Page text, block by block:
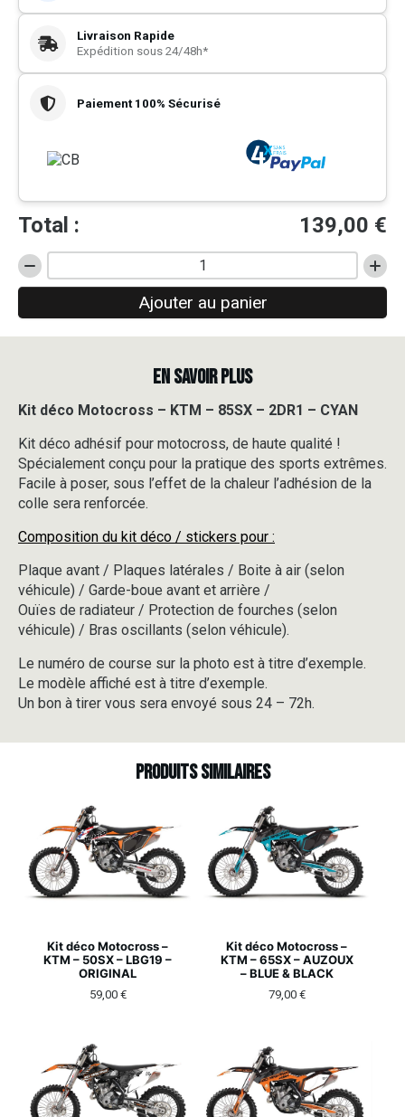
Livraison Rapide
Expédition sous 24/48h*
Paiement 100% Sécurisé
Total : 139,00 €
quantité
de
Motocross
85SX
2DR1
-
CYAN
Ajouter au panier
EN SAVOIR PLUS
Kit déco Motocross – KTM – 85SX – 2DR1 – CYAN
Kit déco adhésif pour motocross, de haute qualité !
Spécialement conçu pour la pratique des sports extrêmes.
Facile à poser, sous l’effet de la chaleur l’adhésion de la
colle sera renforcée.
Composition du kit déco / stickers pour :
Plaque avant / Plaques latérales / Boite à air (selon
véhicule) / Garde-boue avant et arrière /
Ouïes de radiateur / Protection de fourches (selon
véhicule) / Bras oscillants (selon véhicule).
Le numéro de course sur la photo est à titre d’exemple.
Le modèle affiché est à titre d’exemple.
Un bon à tirer vous sera envoyé sous 24 – 72h.
Produits similaires
Kit déco Motocross –
KTM – 50SX – LBG19 –
ORIGINAL
59,00 €
Kit déco Motocross –
KTM – 65SX – AUZOUX
– BLUE & BLACK
79,00 €